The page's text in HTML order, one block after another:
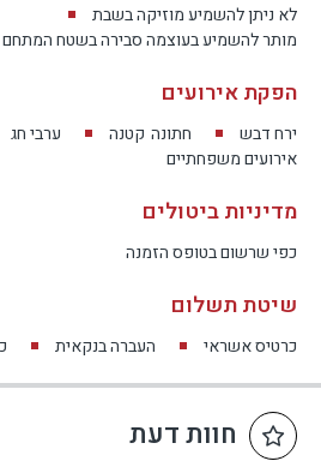
לא ניתן להשמיע מוזיקה בשבת
מותר להשמיע בעוצמה סבירה בשטח המתחם
הפקת אירועים
ירח דבש חתונה קטנה ערבי חג
אירועים משפחתיים
מדיניות ביטולים
כפי שרשום בטופס הזמנה
שיטת תשלום
כרטיס אשראי העברה בנקאית
חוות דעת